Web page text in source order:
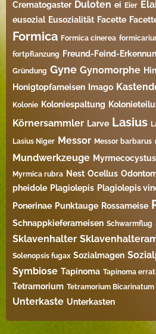
Crematogaster Duloten ei Eier
eusozial Eusozialität Facette
Formica Formica cinerea
fortpflanzung Freund-Feind-
Gründung Gyne Gynomorphe
Honigtopfameisen Imago
Kolonie Koloniespaltung
Körnersammler Larve Lasius
Lasius Niger Messor Messor barbarus
Mundwerkzeuge Myrmecocystus
Myrmica rubra Nest Ocellus
pheidole Plagiolepis Plagiolepis
Ponerinae Punktauge Rossameise
Schnappkieferameisen Schwarmflug
Sklavenhalter
Solenopsis fugax Sozialmagen
Symbiose Tapinoma Tapinoma
Tetramorium Tetramorium Bicarinatum​
Unterkaste Unterkasten